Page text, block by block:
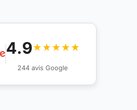
4.9★★★★★
244 avis Google